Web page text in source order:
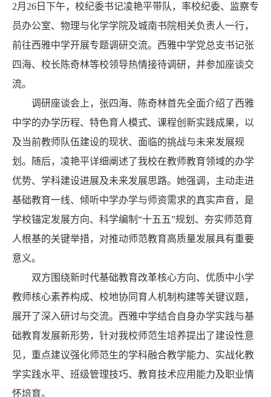
2月26日下午，校纪委书记凌艳平带队，率校纪委、监察专
员办公室、物理与化学学院及城南书院相关负责人一行，
前往西雅中学开展专题调研交流。西雅中学党总支书记张
四海、校长陈奇林等校领导热情接待调研，并参加座谈交
流。
调研座谈会上，张四海、陈奇林首先全面介绍了西雅
中学的办学历程、特色育人模式、课程创新实践成果，以
及当前教师队伍建设的现状、面临的挑战与未来发展规
划。随后，凌艳平详细阐述了我校在教师教育领域的办学
优势、学科建设进展及未来发展思路。她强调，主动走进
基础教育一线、倾听中学办学与师资需求的真实声音，是
学校锚定发展方向、科学编制“十五五”规划、夯实师范育
人根基的关键举措，对推动师范教育高质量发展具有重要
意义。
双方围绕新时代基础教育改革核心方向、优质中小学
教师核心素养构成、校地协同育人机制构建等关键议题，
展开了深入研讨与交流。西雅中学结合自身办学实践与基
础教育发展新形势，针对我校师范生培养提出了建设性意
见，重点建议强化师范生的学科融合教学能力、实战化教
学实践水平、班级管理技巧、教育技术应用能力及职业情
怀培育。